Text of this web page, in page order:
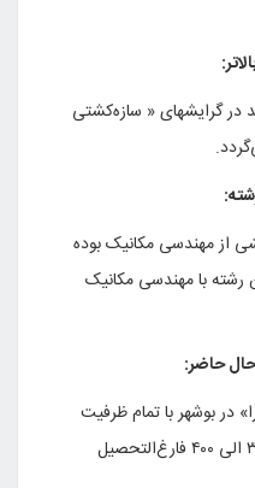
در گرایشهای « سازه‌کشتی
از مهندسی مکانیک بوده
با مهندسی مکانیک
حاضر:
در بوشهر با تمام ظرفیت
خود راه‌اندازی شود، نیازمند به ۳۰۰ الی ۴۰۰ فارغ‌التحصیل